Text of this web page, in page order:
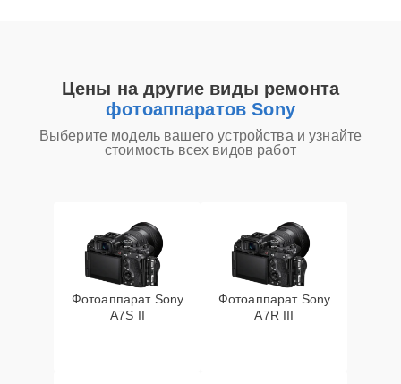
Цены на другие виды ремонта
фотоаппаратов Sony
Выберите модель вашего устройства и узнайте
стоимость всех видов работ
Фотоаппарат Sony
A7S II
Фотоаппарат Sony
A7R III